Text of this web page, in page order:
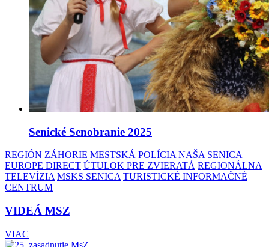
Senické Senobranie 2025
REGIÓN ZÁHORIE MESTSKÁ POLÍCIA NAŠA SENICA
EUROPE DIRECT ÚTULOK PRE ZVIERATÁ REGIONÁLNA
TELEVÍZIA MSKS SENICA TURISTICKÉ INFORMAČNÉ
CENTRUM
VIDEÁ MSZ
VIAC